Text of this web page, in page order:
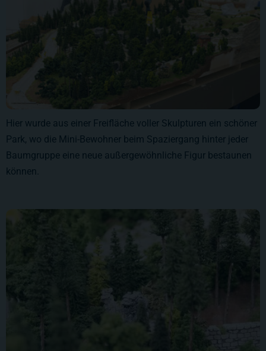
Hier wurde aus einer Freifläche voller Skulpturen ein schöner
Park, wo die Mini-Bewohner beim Spaziergang hinter jeder
Baumgruppe eine neue außergewöhnliche Figur bestaunen
können.